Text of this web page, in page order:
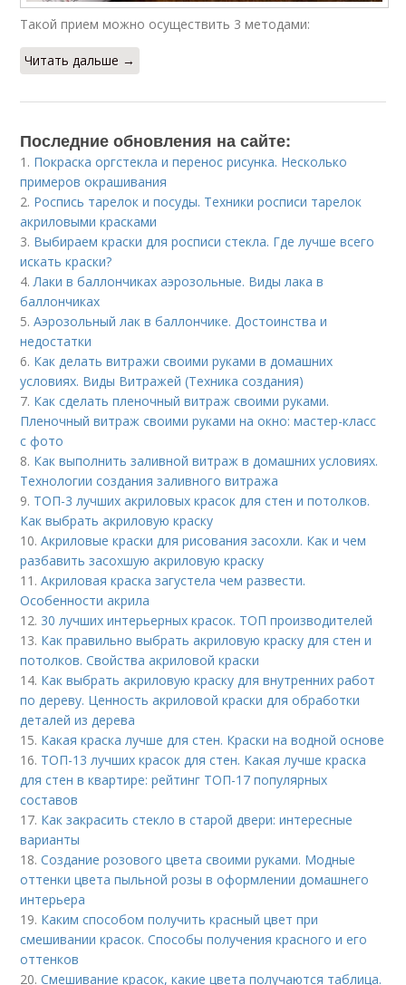
Такой прием можно осуществить 3 методами:
Читать дальше →
Последние обновления на сайте:
1. Покраска оргстекла и перенос рисунка. Несколько
примеров окрашивания
2. Роспись тарелок и посуды. Техники росписи тарелок
акриловыми красками
3. Выбираем краски для росписи стекла. Где лучше всего
искать краски?
4.Лаки в баллончиках аэрозольные. Виды лака в
баллончиках
5.Аэрозольный лак в баллончике. Достоинства и
недостатки
6. Как делать витражи своими руками в домашних
условиях. Виды Витражей (Техника создания)
7. Как сделать пленочный витраж своими руками.
Пленочный витраж своими руками на окно: мастер-класс
с фото
8. Как выполнить заливной витраж в домашних условиях.
Технологии создания заливного витража
9. ТОП-3 лучших акриловых красок для стен и потолков.
Как выбрать акриловую краску
10.Акриловые краски для рисования засохли. Как и чем
разбавить засохшую акриловую краску
11.Акриловая краска загустела чем развести.
Особенности акрила
12. 30 лучших интерьерных красок. ТОП производителей
13. Как правильно выбрать акриловую краску для стен и
потолков. Свойства акриловой краски
14. Как выбрать акриловую краску для внутренних работ
по дереву. Ценность акриловой краски для обработки
деталей из дерева
15. Какая краска лучше для стен. Краски на водной основе
16. ТОП-13 лучших красок для стен. Какая лучше краска
для стен в квартире: рейтинг ТОП-17 популярных
составов
17. Как закрасить стекло в старой двери: интересные
варианты
18.Создание розового цвета своими руками. Модные
оттенки цвета пыльной розы в оформлении домашнего
интерьера
19. Каким способом получить красный цвет при
смешивании красок. Способы получения красного и его
оттенков
20.Смешивание красок, какие цвета получаются таблица.